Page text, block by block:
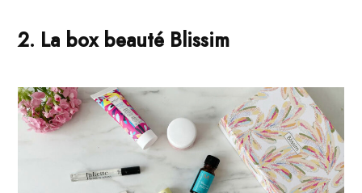
2. La box beauté Blissim